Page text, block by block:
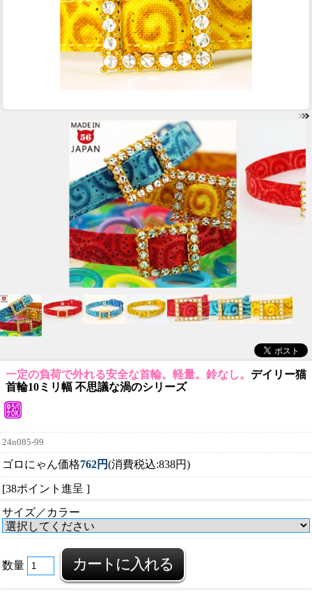
一定の負荷で外れる安全な首輪。軽量。鈴なし。 デイリー猫
首輪10ミリ幅 不思議な渦のシリーズ
24n085-99
ゴロにゃん価格762円(消費税込:838円)
[38ポイント進呈 ]
サイズ／カラー
数量